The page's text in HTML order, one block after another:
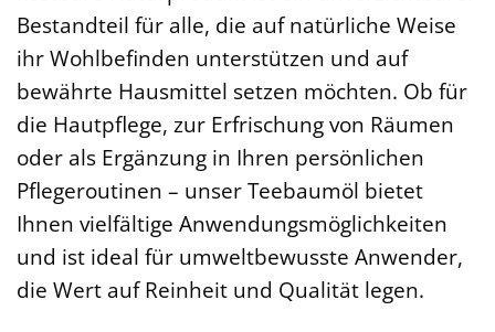
Bestandteil für alle, die auf natürliche Weise
ihr Wohlbefinden unterstützen und auf
bewährte Hausmittel setzen möchten. Ob für
die Hautpflege, zur Erfrischung von Räumen
oder als Ergänzung in Ihren persönlichen
Pflegeroutinen – unser Teebaumöl bietet
Ihnen vielfältige Anwendungsmöglichkeiten
und ist ideal für umweltbewusste Anwender,
die Wert auf Reinheit und Qualität legen.